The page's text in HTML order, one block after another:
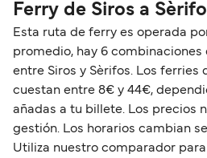
Ferry de Siros a
Esta ruta de ferry es operada
promedio, hay 6 combinaciones
entre Siros y Sèrifos. Los ferries
cuestan entre 8€ y 44€,
añadas a tu billete. Los precios
gestión. Los horarios cambian
Utiliza nuestro comparador